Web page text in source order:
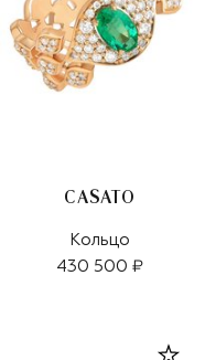
CASATO
Кольцо
430 500 ₽